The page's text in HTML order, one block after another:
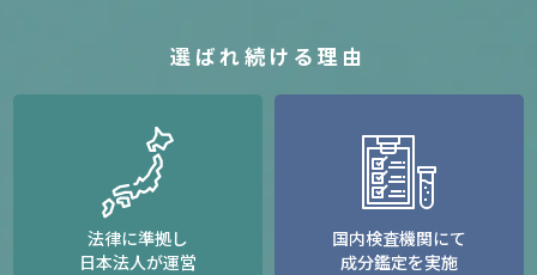
選ばれ続ける理由
法律に準拠し
日本法人が運営
国内検査機関にて
成分鑑定を実施